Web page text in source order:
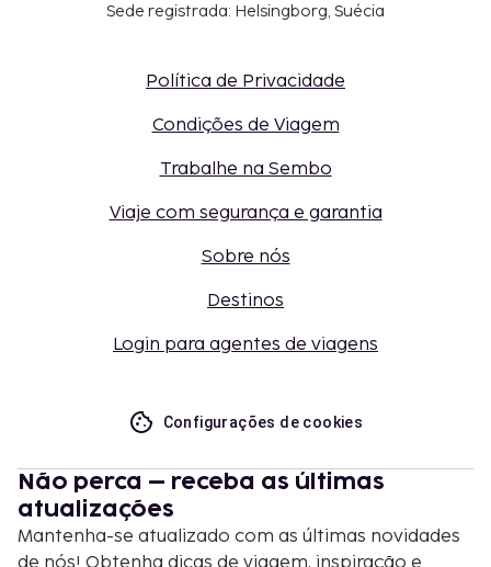
Sede registrada: Helsingborg, Suécia
Política de Privacidade
Condições de Viagem
Trabalhe na Sembo
Viaje com segurança e garantia
Sobre nós
Destinos
Login para agentes de viagens
Configurações de cookies
Não perca – receba as últimas
atualizações
Mantenha-se atualizado com as últimas novidades
de nós! Obtenha dicas de viagem, inspiração e